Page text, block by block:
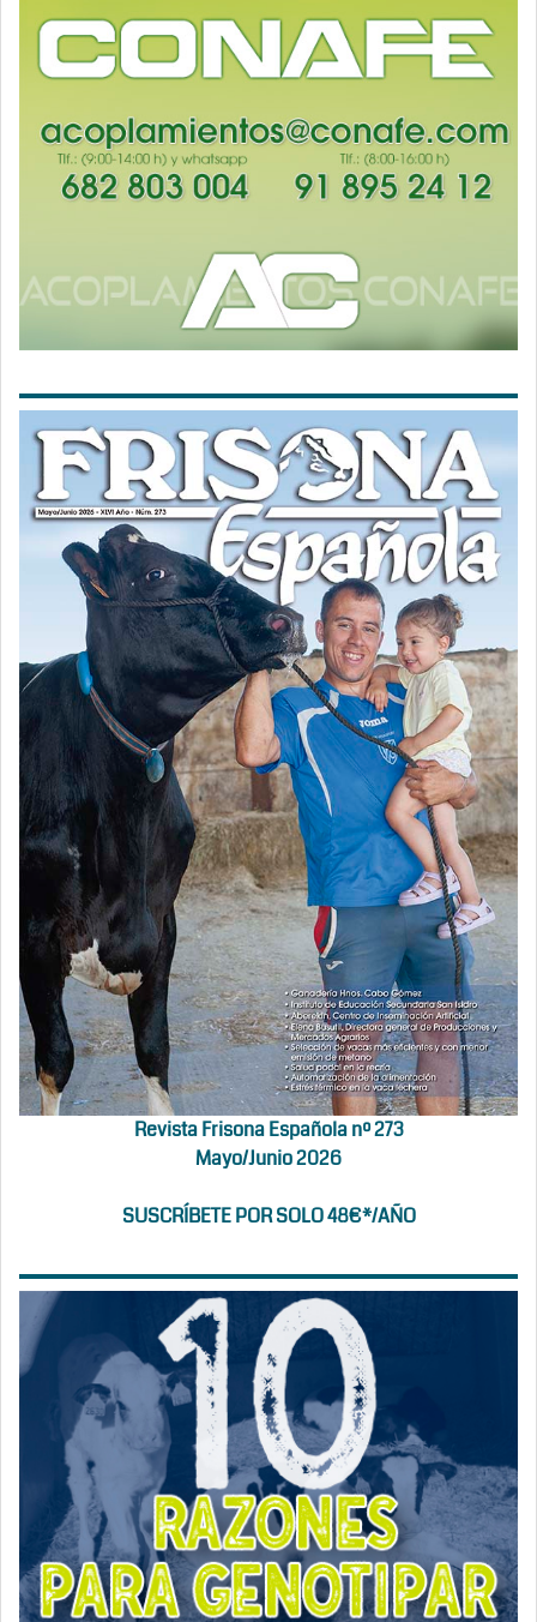
Revista Frisona Española nº 273
Mayo/Junio 2026
SUSCRÍBETE POR SOLO 48€*/AÑO